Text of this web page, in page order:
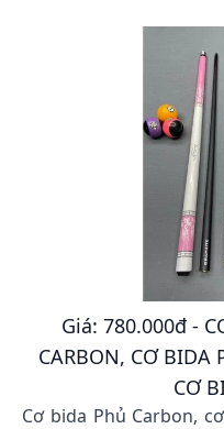
Giá: 780.000đ -
CARBON, CƠ BIDA
CƠ
Cơ bida Phủ Carbon,